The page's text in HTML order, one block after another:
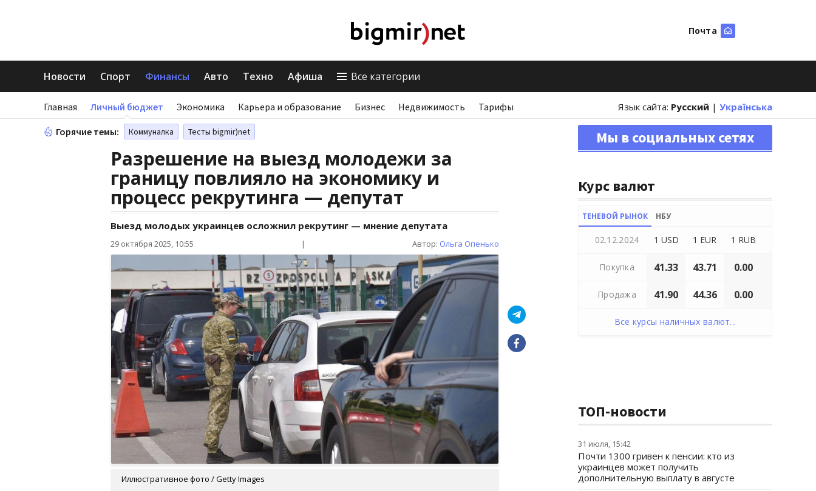
Почта
Новости Спорт Финансы Авто Техно Афиша Все категории
Главная Личный бюджет Экономика Карьера и образование Бизнес Недвижимость Тарифы Язык сайта: Русский | Українська
Горячие темы: Коммуналка Тесты bigmir)net
Разрешение на выезд молодежи за
границу повлияло на экономику и
процесс рекрутинга — депутат
Выезд молодых украинцев осложнил рекрутинг — мнение депутата
29 октября 2025, 10:55 | Автор: Ольга Опенько
Иллюстративное фото / Getty Images
Мы в социальных сетях
Курс валют
ТЕНЕВОЙ РЫНОК НБУ
02.12.2024 1 USD 1 EUR 1 RUB
Покупка 41.33 43.71 0.00
Продажа 41.90 44.36 0.00
Все курсы наличных валют...
ТОП-новости
31 июля, 15:42
Почти 1300 гривен к пенсии: кто из
украинцев может получить
дополнительную выплату в августе